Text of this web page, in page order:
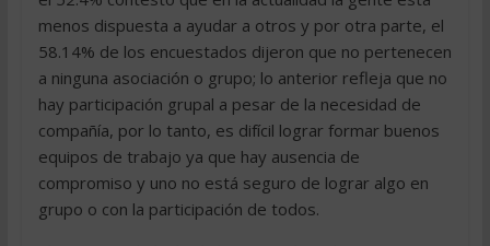
menos dispuesta a ayudar a otros y por otra parte, el
58.14% de los encuestados dijeron que no pertenecen
a ninguna asociación o grupo; lo anterior refleja que no
hay participación grupal a pesar de la necesidad de
compañía, por lo tanto, es difícil lograr formar buenos
equipos de trabajo ya que hay ausencia de
compromiso y uno no está seguro de lograr algo en
grupo o con la participación de todos.